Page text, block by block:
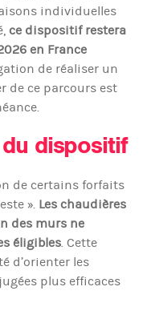
individuelles
ce dispositif restera
en France
de réaliser un
de ce parcours est
dispositif
de certains forfaits
». Les chaudières
des murs ne
éligibles. Cette
d’orienter les
plus efficaces